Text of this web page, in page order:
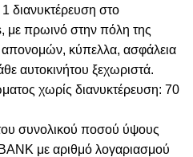
διανυκτέρευση στο
με πρωινό στην πόλη της
απονομών, κύπελλα, ασφάλεια
αυτοκινήτου ξεχωριστά.
χωρίς διανυκτέρευση: 70
του συνολικού ποσού ύψους
με αριθμό λογαριασμού